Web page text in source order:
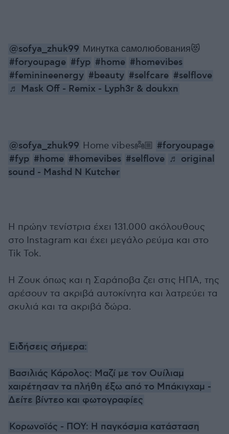
@sofya_zhuk99 Минутка самолюбования😻
#foryoupage #fyp #home #homevibes
#feminineenergy #beauty #selfcare #selflove
♬ Mask Off - Remix - Lyph3r & doukxn
@sofya_zhuk99 Home vibes👼🏼 #foryoupage
#fyp #home #homevibes #selflove ♬ original
sound - Mashd N Kutcher
H πρώην τενίστρια έχει 131.000 ακόλουθους
στο Instagram και έχει μεγάλο ρεύμα και στο
Tik Tok.
Η Ζουκ όπως και η Σαράποβα ζει στις ΗΠΑ, της
αρέσουν τα ακριβά αυτοκίνητα και λατρεύει τα
σκυλιά και τα ακριβά δώρα.
Ειδήσεις σήμερα:
Βασιλιάς Κάρολος: Μαζί με τον Ουίλιαμ
χαιρέτησαν τα πλήθη έξω από το Μπάκιγχαμ -
Δείτε βίντεο και φωτογραφίες
Κορωνοϊός - ΠΟΥ: Η παγκόσμια κατάσταση